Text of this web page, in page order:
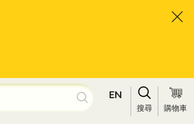
EN
搜尋 購物車